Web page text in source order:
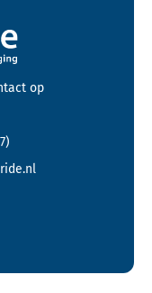
op